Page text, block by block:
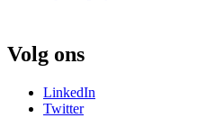
Volg ons
LinkedIn
Twitter